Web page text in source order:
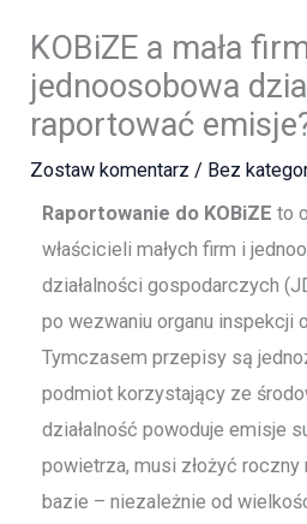
KOBiZE a mała
jednoosobowa
raportować
Zostaw komentarz / Bez
Raportowanie do KOBiZE to
właścicieli małych firm i
działalności gospodarczych
po wezwaniu organu inspekcji
Tymczasem przepisy są
podmiot korzystający ze
działalność powoduje emisje
powietrza, musi złożyć roczny
bazie – niezależnie od